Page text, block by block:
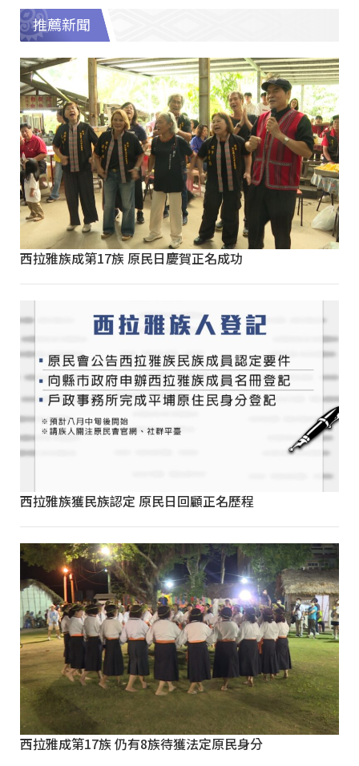
推薦新聞
西拉雅族成第17族 原民日慶賀正名成功
西拉雅族獲民族認定 原民日回顧正名歷程
西拉雅成第17族 仍有8族待獲法定原民身分